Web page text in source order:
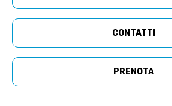
CONTATTI
PRENOTA